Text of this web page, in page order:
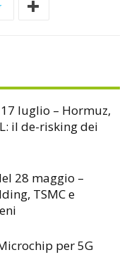
luglio – Hormuz,
il de-risking dei
28 maggio –
TSMC e
per 5G